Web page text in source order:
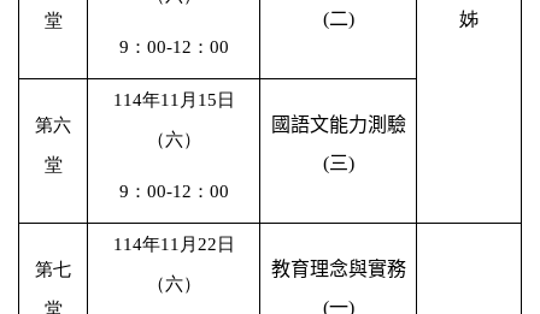
姊
堂
9 ： 00-12 ： 00
(二)
第六
堂
114年11 月 15 日
（六）
9 ： 00-12 ： 00
國語文能力測驗
(三)
第七
堂
114年11 月 22 日
（六）
教育理念與實務
(一)